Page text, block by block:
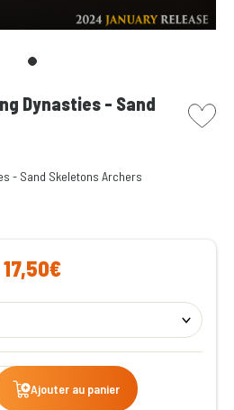
Dynasties - Sand
picto
- Sand Skeletons Archers
28-35mm
17,50€
Ajouter au panier